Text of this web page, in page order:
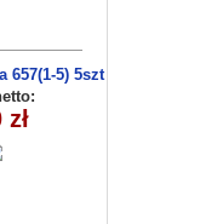
657(1-5) 5szt
zł